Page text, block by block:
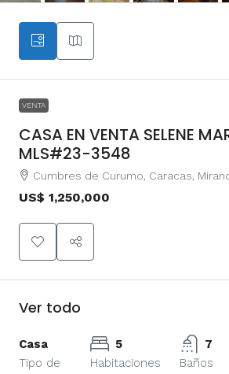
VENTA
CASA EN VENTA SELENE
MLS#23-3548
Cumbres de Curumo, Caracas,
US$ 1,250,000
Ver todo
Casa
Tipo de
5
Habitaciones
7
Baños